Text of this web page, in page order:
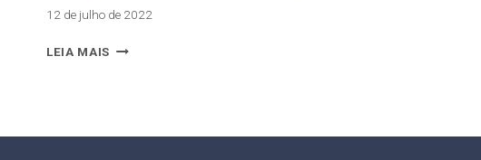
12 de julho de 2022
LEIA MAIS